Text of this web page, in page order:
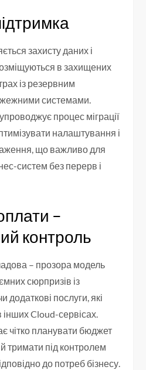
захисту даних і
в захищених
із резервним
системами.
процес міграції
налаштування і
що важливо для
систем без перерв і
–
контроль
– прозора модель
сюрпризів із
додаткові послуги, які
інших Cloud-сервісах.
чітко планувати бюджет
тримати під контролем
до потреб бізнесу.